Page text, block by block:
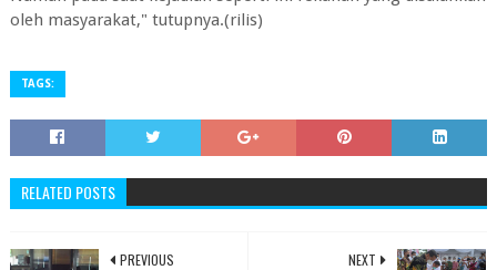
oleh masyarakat," tutupnya.(rilis)
TAGS:
RELATED POSTS
NEXT
PREVIOUS